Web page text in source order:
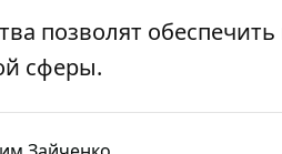
позволят
сферы.